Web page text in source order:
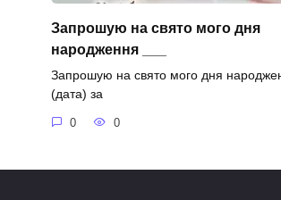
Запрошую на свято мого дня
народження ___
Запрошую на свято мого дня
(дата) за
0 0